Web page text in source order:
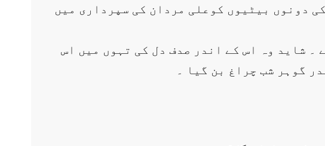
دونوں بیٹیوں کوعلی مردان کی سپرداری میں
۔ شاید وہ اس کے اندر صدف دل کی تہوں میں اس
گوہر شب چراغ بن گیا ۔